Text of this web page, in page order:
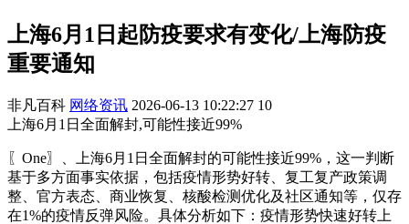
上海6月1日起防疫要求有变化/上海防疫
重要通知
非凡百科 网络资讯 2026-06-13 10:22:27 10
上海6月1日全面解封,可能性接近99%
〖One〗、上海6月1日全面解封的可能性接近99%，这一判断
基于多方面事实依据，包括疫情形势好转、复工复产政策调
整、官方表态、商业恢复、核酸检测优化及社区通知等，仅存
在1%的疫情反弹风险。具体分析如下：疫情形势快速好转上